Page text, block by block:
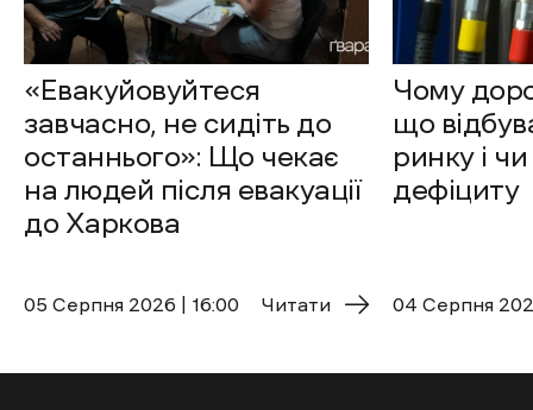
«Евакуйовуйтеся
завчасно, не сидіть до
останнього»: Що чекає
на людей після евакуації
до Харкова
05 Cерпня 2026 | 16:00 Читати
Чому
що
ринку і
дефіциту
04 Cерпня